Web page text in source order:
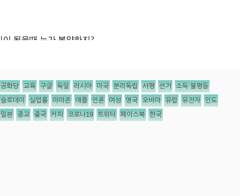
공화당 교육 구글 독일 러시아 미국 분리독립 서평 선거 소득 불평등
슬로데이 실업률 아마존 애플 언론 여성 영국 오바마 유럽 유전자 인도
일본 종교 중국 커피 코로나19 트위터 페이스북 한국